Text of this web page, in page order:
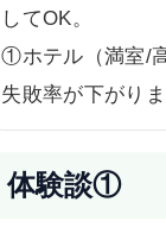
してOK。
①ホテル（満室/
失敗率が下がりま
体験談①